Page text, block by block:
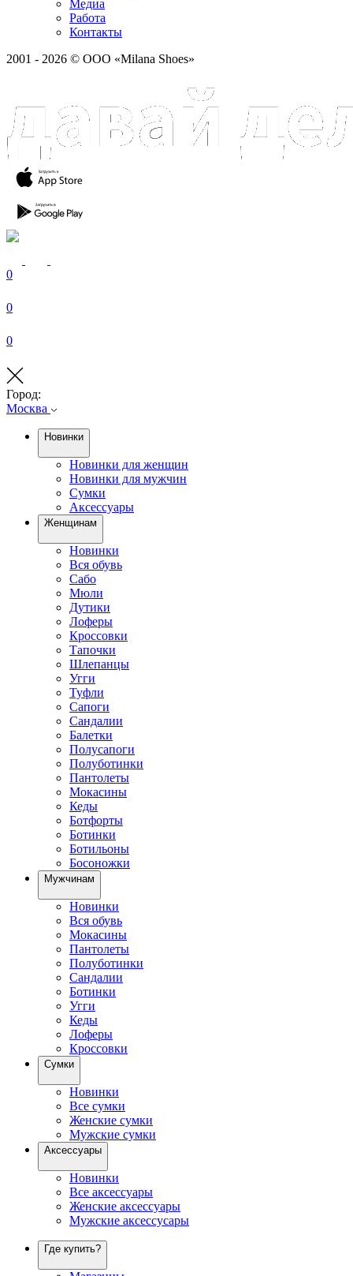
Медиа
Работа
Контакты
2001 - 2026 © ООО «Milana Shoes»
0
0
0
Город:
Москва
Новинки
Новинки для женщин
Новинки для мужчин
Сумки
Аксессуары
Женщинам
Новинки
Вся обувь
Сабо
Мюли
Дутики
Лоферы
Кроссовки
Тапочки
Шлепанцы
Угги
Туфли
Сапоги
Сандалии
Балетки
Полусапоги
Полуботинки
Пантолеты
Мокасины
Кеды
Ботфорты
Ботинки
Ботильоны
Босоножки
Мужчинам
Новинки
Вся обувь
Мокасины
Пантолеты
Полуботинки
Сандалии
Ботинки
Угги
Кеды
Лоферы
Кроссовки
Сумки
Новинки
Все сумки
Женские сумки
Мужские сумки
Аксессуары
Новинки
Все аксессуары
Женские аксессуары
Мужские аксессусары
Где купить?